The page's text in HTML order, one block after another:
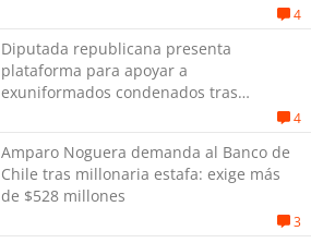
4
Diputada republicana presenta
plataforma para apoyar a
exuniformados condenados tras
4
Amparo Noguera demanda al Banco de
Chile tras millonaria estafa: exige más
de $528 millones
3